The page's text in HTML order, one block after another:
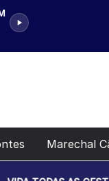
Marechal